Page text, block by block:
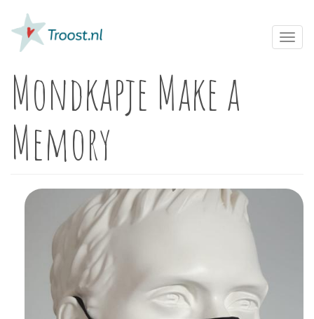
naar
gaanMondkapje Make a
Memory
Image